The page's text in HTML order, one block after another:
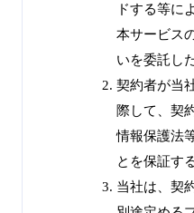
ドする等に
本サービス
いを委託し
契約者が当
際して、契
情報保護法
とを保証す
当社は、契